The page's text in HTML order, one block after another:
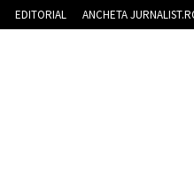
EDITORIAL ANCHETA